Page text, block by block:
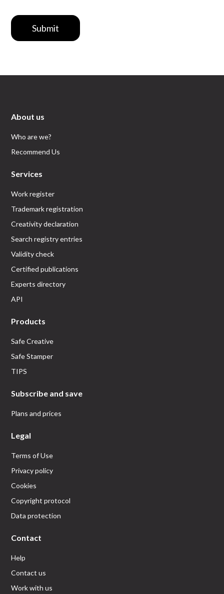
Submit
About us
Who are we?
Recommend Us
Services
Work register
Trademark registration
Creativity declaration
Search registry entries
Validity check
Certified publications
Experts directory
API
Products
Safe Creative
Safe Stamper
TIPS
Subscribe and save
Plans and prices
Legal
Terms of Use
Privacy policy
Cookies
Copyright protocol
Data protection
Contact
Help
Contact us
Work with us